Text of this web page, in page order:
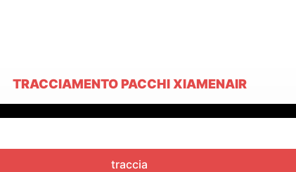
TRACCIAMENTO PACCHI XIAMENAIR
traccia